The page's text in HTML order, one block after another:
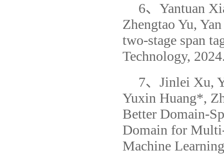
6、Yantuan
Zhengtao Yu,
two-stage span
Technology,
7、Jinlei Xu,
Yuxin Huang*,
Better Domain-
Domain for
Machine